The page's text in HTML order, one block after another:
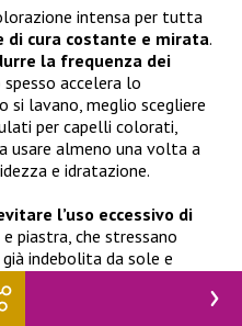
intensa per tutta
di cura costante e mirata.
la frequenza dei
accelera lo
si lavano, meglio scegliere
per capelli colorati,
usare almeno una volta a
e idratazione.
l’uso eccessivo di
piastra, che stressano
indebolita da sole e
Infine, un piccolo